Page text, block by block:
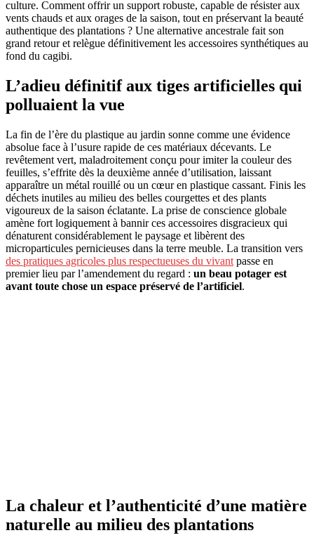
culture. Comment offrir un support robuste, capable de résister aux
vents chauds et aux orages de la saison, tout en préservant la beauté
authentique des plantations ? Une alternative ancestrale fait son
grand retour et relègue définitivement les accessoires synthétiques au
fond du cagibi.
L’adieu définitif aux tiges artificielles qui
polluaient la vue
La fin de l’ère du plastique au jardin sonne comme une évidence
absolue face à l’usure rapide de ces matériaux décevants. Le
revêtement vert, maladroitement conçu pour imiter la couleur des
feuilles, s’effrite dès la deuxième année d’utilisation, laissant
apparaître un métal rouillé ou un cœur en plastique cassant. Finis les
déchets inutiles au milieu des belles courgettes et des plants
vigoureux de la saison éclatante. La prise de conscience globale
amène fort logiquement à bannir ces accessoires disgracieux qui
dénaturent considérablement le paysage et libèrent des
microparticules pernicieuses dans la terre meuble. La transition vers
des pratiques agricoles plus respectueuses du vivant passe en
premier lieu par l’amendement du regard : un beau potager est
avant toute chose un espace préservé de l’artificiel.
La chaleur et l’authenticité d’une matière
naturelle au milieu des plantations